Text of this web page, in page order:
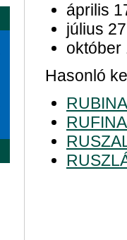
április
július 27
október
Hasonló
RUBINA
RUFINA